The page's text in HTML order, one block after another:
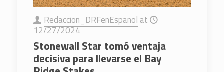
Redaccion_DRFenEspanol at
12/27/2024
Stonewall Star tomó ventaja
decisiva para llevarse el Bay